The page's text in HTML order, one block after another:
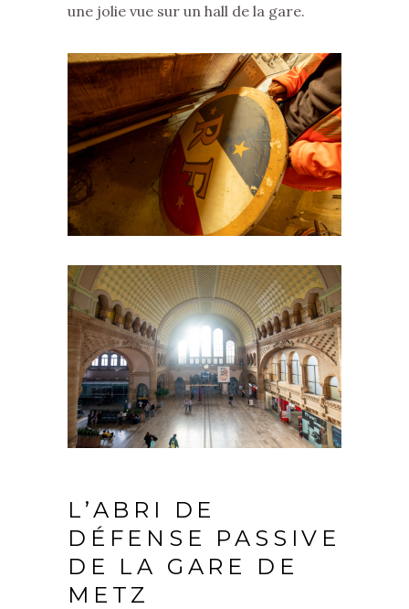
une jolie vue sur un hall de la gare.
L’ABRI DE
DÉFENSE PASSIVE
DE LA GARE DE
METZ